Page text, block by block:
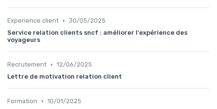
Experience client • 30/05/2025
Service relation clients sncf : améliorer l'expérience des
voyageurs
Recrutement • 12/06/2025
Lettre de motivation relation client
Formation • 10/01/2025